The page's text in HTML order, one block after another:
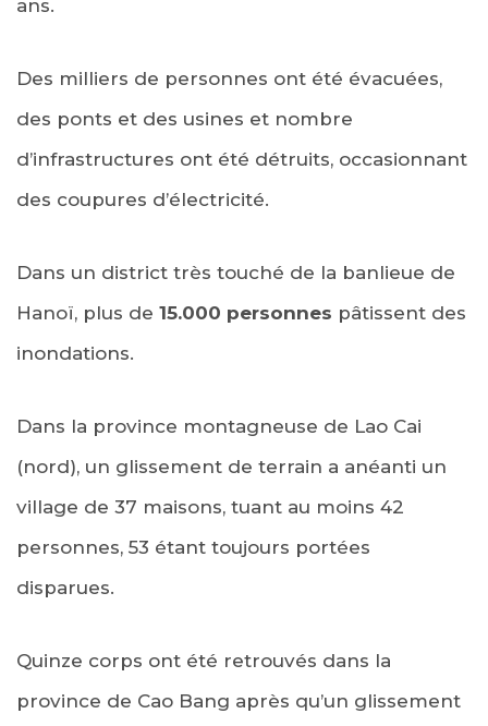
ans.
Des milliers de personnes ont été évacuées,
des ponts et des usines et nombre
d’infrastructures ont été détruits, occasionnant
des coupures d’électricité.
Dans un district très touché de la banlieue de
Hanoï, plus de 15.000 personnes pâtissent des
inondations.
Dans la province montagneuse de Lao Cai
(nord), un glissement de terrain a anéanti un
village de 37 maisons, tuant au moins 42
personnes, 53 étant toujours portées
disparues.
Quinze corps ont été retrouvés dans la
province de Cao Bang après qu’un glissement